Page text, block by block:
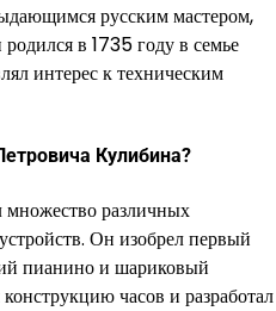
русским мастером,
в 1735 году в семье
интерес к техническим
Кулибина?
множество различных
Он изобрел первый
пианино и шариковый
часов и разработал